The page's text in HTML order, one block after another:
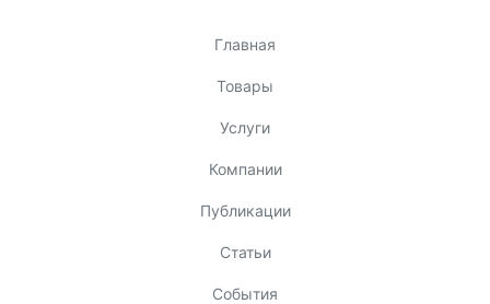
Главная
Товары
Услуги
Компании
Публикации
Статьи
События